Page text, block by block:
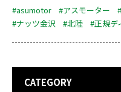
#asumotor
#アスモーター
#ナッツ金沢
#北陸 #正規デ
CATEGORY